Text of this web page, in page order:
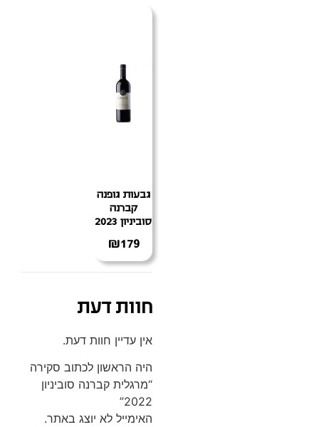
גבעות גופנה
קברנה
סוביניון 2023
₪179
חוות דעת
אין עדיין חוות דעת.
היה הראשון לכתוב סקירה
“מרגלית קברנה סוביניון
2022”
האימייל לא יוצג באתר.